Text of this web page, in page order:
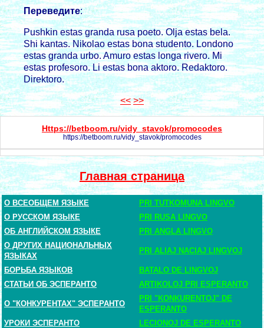
Переведите:
Pushkin estas granda rusa poeto. Olja estas bela.
Shi kantas. Nikolao estas bona studento. Londono
estas granda urbo. Amuro estas longa rivero. Mi
estas profesoro. Li estas bona aktoro. Redaktoro.
Direktoro.
<< >>
Https://betboom.ru/vidy_stavok/promocodes
https://betboom.ru/vidy_stavok/promocodes
Главная страница
О ВСЕОБЩЕМ ЯЗЫКЕ
PRI TUTKOMUNA LINGVO
О РУССКОМ ЯЗЫКЕ
PRI RUSA LINGVO
ОБ АНГЛИЙСКОМ ЯЗЫКЕ
PRI ANGLA LINGVO
О ДРУГИХ НАЦИОНАЛЬНЫХ
ЯЗЫКАХ
PRI ALIAJ NACIAJ LINGVOJ
БОРЬБА ЯЗЫКОВ
BATALO DE LINGVOJ
СТАТЬИ ОБ ЭСПЕРАНТО
ARTIKOLOJ PRI ESPERANTO
О "КОНКУРЕНТАХ" ЭСПЕРАНТО
PRI "KONKURENTOJ" DE
ESPERANTO
УРОКИ ЭСПЕРАНТО
LECIONOJ DE ESPERANTO